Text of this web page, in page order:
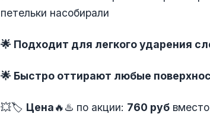
петельки насобирали
🌟 Подходит для легкого ударения
🌟 Быстро оттирают любые
💥🏷️ Цена🔥♨️ по акции: 760 руб вместо